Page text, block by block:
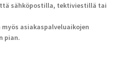
sähköpostilla, tektiviestillä tai
myös asiakaspalveluaikojen
pian.